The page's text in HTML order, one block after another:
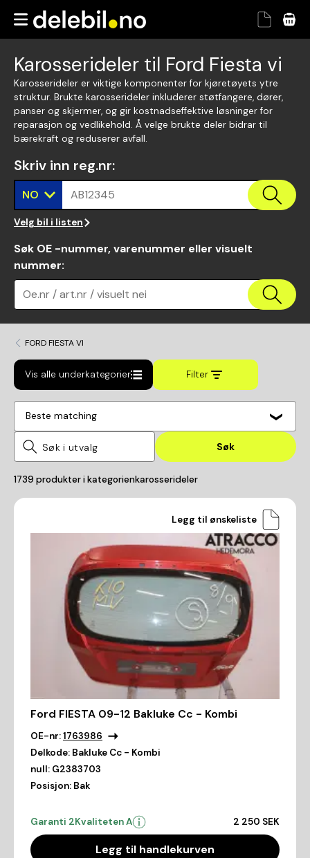
Karosserideler til Ford Fiesta vi
Karosserideler er viktige komponenter for kjøretøyets ytre
struktur. Brukte karosserideler inkluderer støtfangere, dører,
panser og skjermer, og gir kostnadseffektive løsninger for
reparasjon og vedlikehold. Å velge brukte deler bidrar til
bærekraft og reduserer avfall.
Skriv inn reg.nr:
NO AB12345
Velg bil i listen
Søk OE -nummer, varenummer eller visuelt
nummer:
Oe.nr / art.nr / visuelt nei
FORD FIESTA VI
Vis alle underkategorier Filter
Beste matching
Søk
1739 produkter i kategorienkarosserideler
Legg til ønskeliste
Ford FIESTA 09-12 Bakluke Cc - Kombi
OE-nr:1763986
Delkode: Bakluke Cc - Kombi
null: G2383703
Posisjon: Bak
Garanti 2Kvaliteten A 2 250 SEK
Legg til handlekurven